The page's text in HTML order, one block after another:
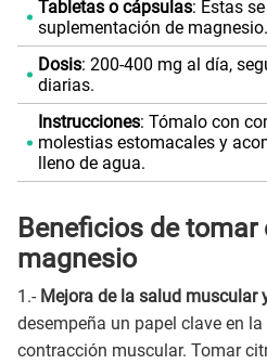
Tabletas o cápsulas: Estas
suplementación de magnesio.
Dosis: 200-400 mg al día,
diarias.
Instrucciones: Tómalo con
molestias estomacales y
lleno de agua.
Beneficios de
magnesio
1.- Mejora de la salud muscular
desempeña un papel clave en
contracción muscular. Tomar